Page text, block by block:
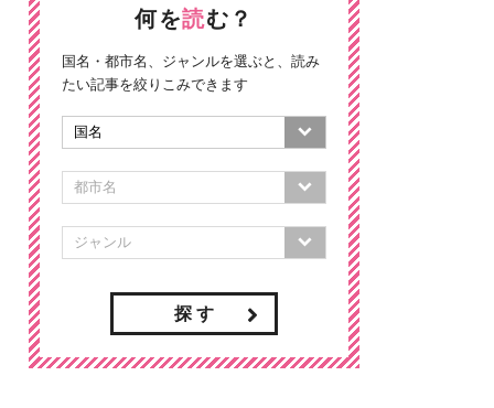
何を読む？
国名・都市名、ジャンルを選ぶと、読み
たい記事を絞りこみできます
探 す